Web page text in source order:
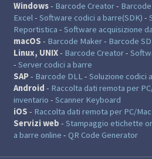
Windows- Barcode Creator-
Excel- Software codici a barre(SDK) -
Reportistica - Software acquisizione
macOS - Barcode Maker- Barcode
Linux, UNIX- Barcode Creator-
- Server codici a barre
SAP- Barcode DLL- Soluzione codici
Android - Raccolta dati remota per
inventario - Scanner Keyboard
iOS - Raccolta dati remota per PC/Mac
Servizi web - Stampaggio etichette
a barre online - QR Code Generator